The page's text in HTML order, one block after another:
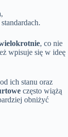
,
, co nie
wpisuje się w ideę
ich stanu oraz
często wiążą
obniżyć